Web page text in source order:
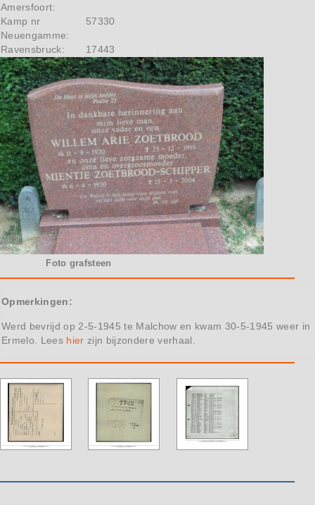
Amersfoort:
Kamp nr
Neuengamme:
57330
Ravensbruck: 17443
Foto grafsteen
Opmerkingen:
Werd bevrijd op 2-5-1945 te Malchow en kwam 30-5-1945 weer in
Ermelo. Lees hier zijn bijzondere verhaal.